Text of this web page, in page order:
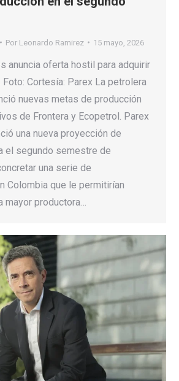
Por Leonardo Ramirez 15 mayo, 2026
anuncia oferta hostil para adquirir
Foto: Cortesía: Parex La petrolera
nuevas metas de producción
de Frontera y Ecopetrol. Parex
una nueva proyección de
el segundo semestre de
una serie de
Colombia que le permitirían
productora…